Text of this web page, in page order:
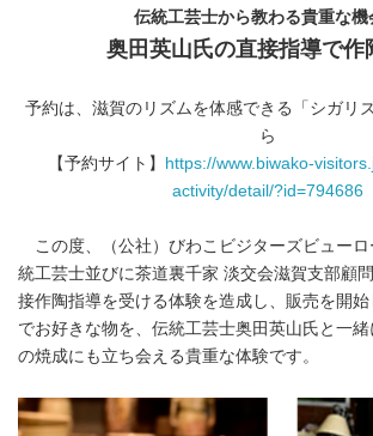
伝統工芸士から教わる貴重な機
奥田英山氏の直接指導で作
予約は、滋賀のリズムを体感できる「シガリ
ら
【予約サイト】
https://www.biwako-
activity/detail/?id=794686
この度、（公社）びわこビジターズビューロ
統工芸士並びに茶道裏千家 淡交会滋賀支部顧
接作陶指導を受ける体験を造成し、販売を開
でお好きな物を、伝統工芸士奥田英山氏と一
の焼成にも立ち会える貴重な体験です。